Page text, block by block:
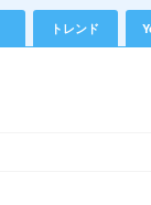
トレンド